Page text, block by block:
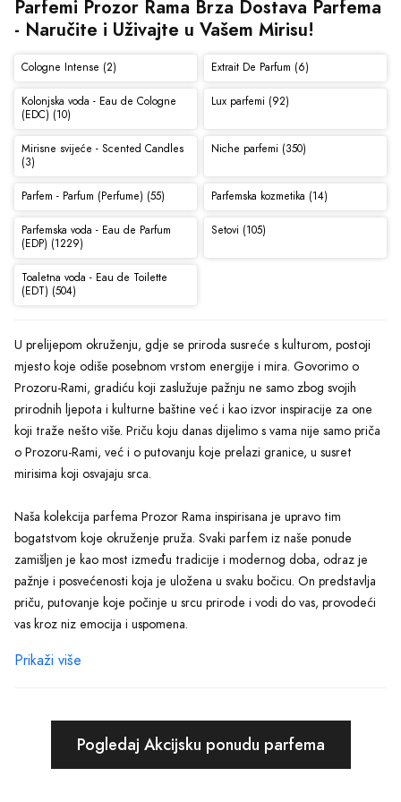
Parfemi Prozor Rama Brza Dostava Parfema
- Naručite i Uživajte u Vašem Mirisu!
Cologne Intense (2) Extrait De Parfum (6)
Kolonjska voda - Eau de Cologne
(EDC) (10)
Lux parfemi (92)
Mirisne svijeće - Scented Candles
(3)
Niche parfemi (350)
Parfem - Parfum (Perfume) (55) Parfemska kozmetika (14)
Parfemska voda - Eau de Parfum
(EDP) (1229)
Setovi (105)
Toaletna voda - Eau de Toilette
(EDT) (504)
U prelijepom okruženju, gdje se priroda susreće s kulturom, postoji
mjesto koje odiše posebnom vrstom energije i mira. Govorimo o
Prozoru-Rami, gradiću koji zaslužuje pažnju ne samo zbog svojih
prirodnih ljepota i kulturne baštine već i kao izvor inspiracije za one
koji traže nešto više. Priču koju danas dijelimo s vama nije samo priča
o Prozoru-Rami, već i o putovanju koje prelazi granice, u susret
mirisima koji osvajaju srca.
Naša kolekcija parfema Prozor Rama inspirisana je upravo tim
bogatstvom koje okruženje pruža. Svaki parfem iz naše ponude
zamišljen je kao most između tradicije i modernog doba, odraz je
pažnje i posvećenosti koja je uložena u svaku bočicu. On predstavlja
priču, putovanje koje počinje u srcu prirode i vodi do vas, provodeći
vas kroz niz emocija i uspomena.
Kroz našu kolekciju, želimo vam pružiti više od običnog parfema;
akordi, naša ponuda omogućava svakome da pronađe savršeni miris.
Miris koji neće samo biti dio vaše svakodnevice, već će vas podsjećati
Prikaži više
Pogledaj Akcijsku ponudu parfema